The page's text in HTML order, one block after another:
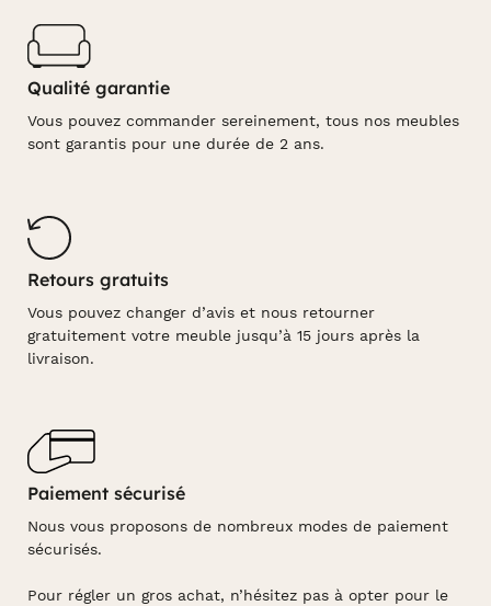
Qualité garantie
Vous pouvez commander sereinement, tous nos meubles
sont garantis pour une durée de 2 ans.
Retours gratuits
Vous pouvez changer d’avis et nous retourner
gratuitement votre meuble jusqu’à 15 jours après la
livraison.
Paiement sécurisé
Nous vous proposons de nombreux modes de paiement
sécurisés.
Pour régler un gros achat, n’hésitez pas à opter pour le